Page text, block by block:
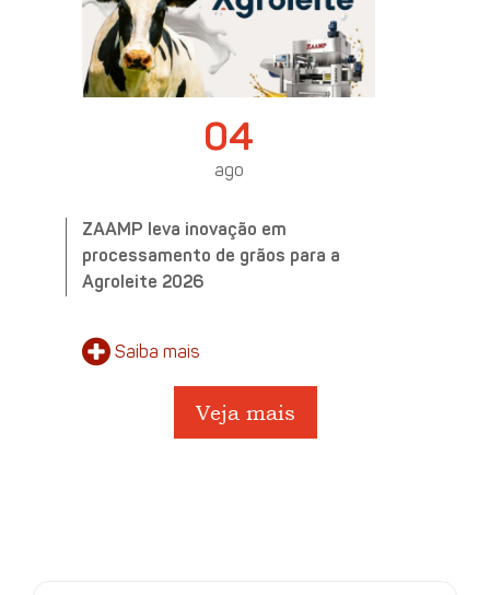
04
ago
ZAAMP leva inovação em
processamento de grãos para a
Agroleite 2026
Saiba mais
Veja mais